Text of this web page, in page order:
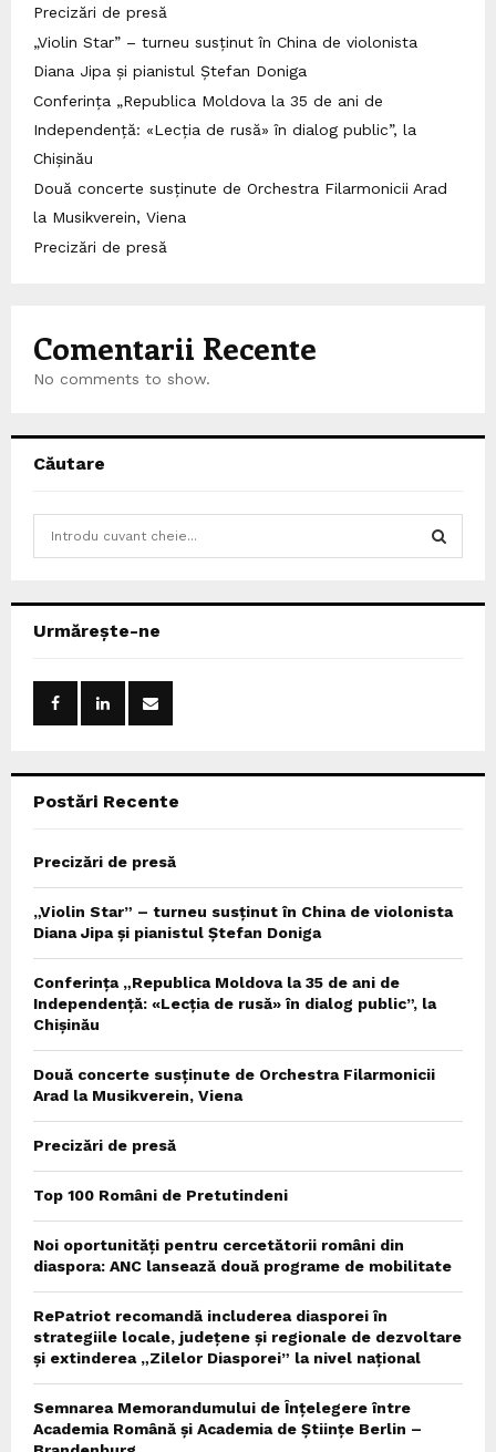
Precizări de presă
„Violin Star” – turneu susținut în China de violonista
Diana Jipa și pianistul Ștefan Doniga
Conferința „Republica Moldova la 35 de ani de
Independență: «Lecția de rusă» în dialog public”, la
Chișinău
Două concerte susținute de Orchestra Filarmonicii Arad
la Musikverein, Viena
Precizări de presă
Comentarii Recente
No comments to show.
Căutare
h
Urmărește-ne
Postări Recente
Precizări de presă
„Violin Star” – turneu susținut în China de violonista
Diana Jipa și pianistul Ștefan Doniga
Conferința „Republica Moldova la 35 de ani de
Independență: «Lecția de rusă» în dialog public”, la
Chișinău
Două concerte susținute de Orchestra Filarmonicii
Arad la Musikverein, Viena
Precizări de presă
Top 100 Români de Pretutindeni
Noi oportunități pentru cercetătorii români din
diaspora: ANC lansează două programe de mobilitate
RePatriot recomandă includerea diasporei în
strategiile locale, județene și regionale de dezvoltare
și extinderea „Zilelor Diasporei” la nivel național
Semnarea Memorandumului de Înțelegere între
Academia Română și Academia de Științe Berlin –